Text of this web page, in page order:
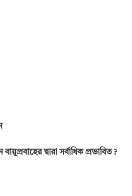
দ্বারা সর্বাধিক প্রভাবিত ?